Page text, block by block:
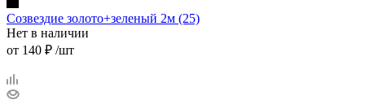
Созвездие золото+зеленый 2м (25)
Нет в наличии
от 140 ₽ /шт